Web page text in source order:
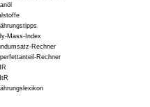
Mass-Index
Rechner
Rechner